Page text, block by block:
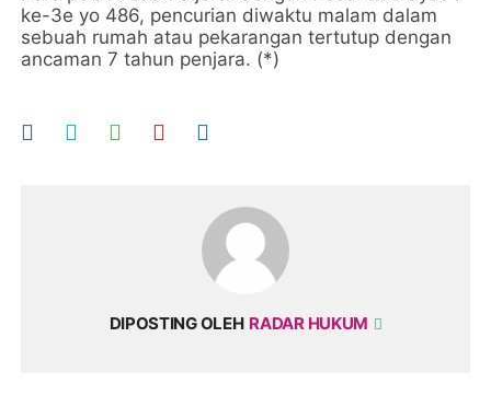
ke-3e yo 486, pencurian diwaktu malam dalam
sebuah rumah atau pekarangan tertutup dengan
ancaman 7 tahun penjara. (*)
DIPOSTING OLEH RADAR HUKUM